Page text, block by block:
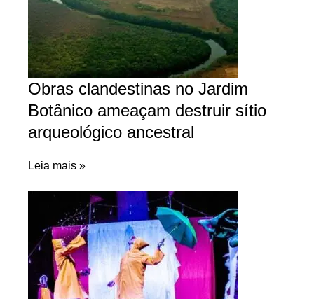
Obras clandestinas no Jardim
Botânico ameaçam destruir sítio
arqueológico ancestral
Leia mais »